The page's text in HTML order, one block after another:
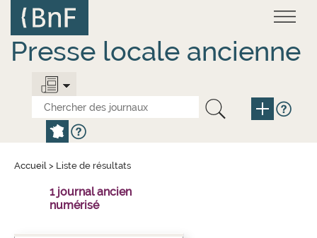
contenu
principal
Presse locale ancienne
Accueil > Liste de résultats
1 journal ancien
numérisé
Panneau de gestion des cookies